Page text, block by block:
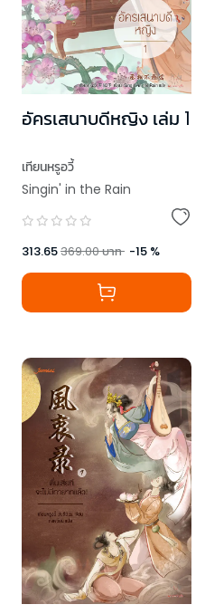
อัครเสนาบดีหญิง เล่ม 1
เทียนหรูอวี้
Singin' in the Rain
313.65369.00บาท -15 %